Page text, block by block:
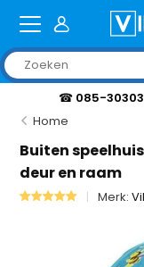
☎ 085-
Home
Buiten speelhuis
deur en raam
Merk: